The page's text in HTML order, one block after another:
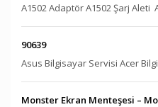
A1502 Adaptör A1502 Şarj Aleti
90639
Asus Bilgisayar Servisi Acer
Monster Ekran Menteşesi –